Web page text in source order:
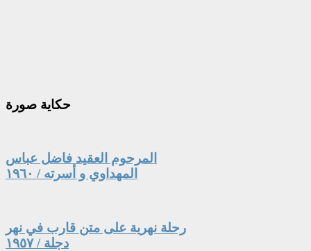
حكاية صورة
المرحوم العقيد فاضل عباس
المهداوي و أسرته / ١٩٦٠
رحلة نهرية على متن قارب في نهر
دجلة / ١٩٥٧